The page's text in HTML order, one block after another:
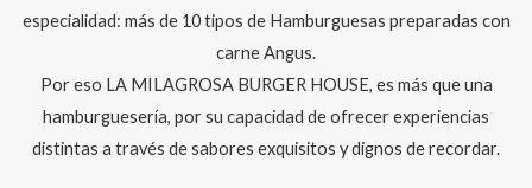
especialidad: más de 10 tipos de Hamburguesas preparadas con
carne Angus.
Por eso LA MILAGROSA BURGER HOUSE, es más que una
hamburguesería, por su capacidad de ofrecer experiencias
distintas a través de sabores exquisitos y dignos de recordar.